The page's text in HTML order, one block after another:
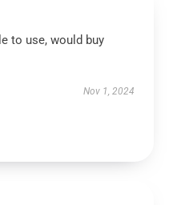
to use, would buy
Nov 1, 2024